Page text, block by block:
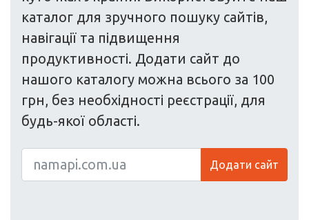
каталог для зручного пошуку сайтів,
навігації та підвищення
продуктивності. Додати сайт до
нашого каталогу можна всього за 100
грн, без необхідності реєстрації, для
будь-якої області.
Додати сайт